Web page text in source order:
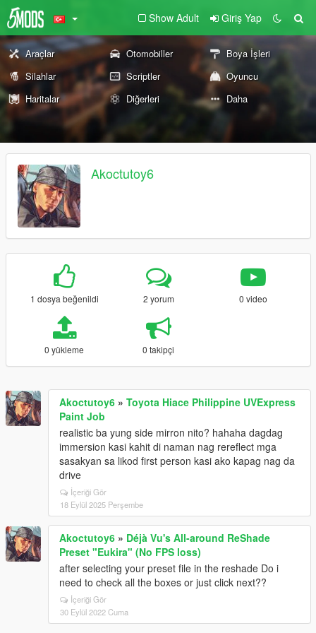
Show Adult Giriş Yap
Araçlar Otomobiller
Boya İşleri
Silahlar
Scriptler
Oyuncu
Haritalar
Diğerleri Daha
Akoctutoy6
1 dosya beğenildi 2 yorum 0 video
0 yükleme 0 takipçi
Akoctutoy6 » Toyota Hiace Philippine UVExpress
Paint Job
realistic ba yung side mirron nito? hahaha dagdag
immersion kasi kahit di naman nag rereflect mga
sasakyan sa likod first person kasi ako kapag nag da
drive
İçeriği Gör
18 Eylül 2025 Perşembe
Akoctutoy6 » Déjà Vu's All-around ReShade
Preset "Eukira" (No FPS loss)
after selecting your preset file in the reshade Do i
need to check all the boxes or just click next??
İçeriği Gör
30 Eylül 2022 Cuma